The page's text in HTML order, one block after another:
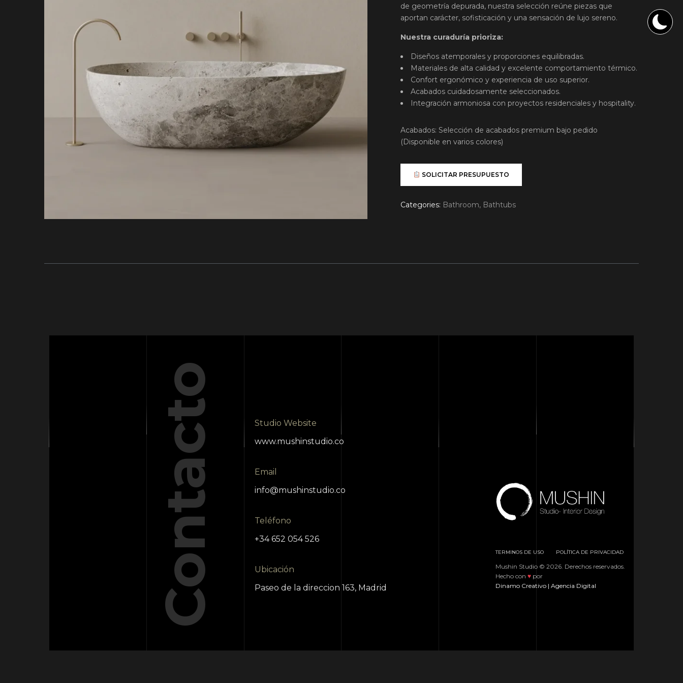
de geometría depurada, nuestra selección reúne piezas que
aportan carácter, sofisticación y una sensación de lujo sereno.
Nuestra curaduría prioriza:
Diseños atemporales y proporciones equilibradas.
Materiales de alta calidad y excelente comportamiento térmico.
Confort ergonómico y experiencia de uso superior.
Acabados cuidadosamente seleccionados.
Integración armoniosa con proyectos residenciales y hospitality.
Acabados: Selección de acabados premium bajo pedido
(Disponible en varios colores)
SOLICITAR PRESUPUESTO
Categories: Bathroom, Bathtubs
Contacto
Studio Website
www.mushinstudio.co
Email
info@mushinstudio.co
Teléfono
+34 652 054 526
Ubicación
Paseo de la direccion 163, Madrid
TERMINOS DE USO POLÍTICA DE PRIVACIDAD
Mushin Studio © 2026. Derechos reservados.
Hecho con ♥ por
Dinamo Creativo | Agencia Digital